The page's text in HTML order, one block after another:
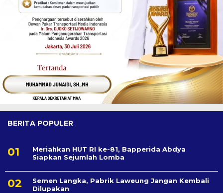
BERITA POPULER
Meriahkan HUT RI ke-81, Bapperida Abdya
Siapkan Sejumlah Lomba
Semen Langka, Pabrik Laweung Jangan Kembali
Dilupakan